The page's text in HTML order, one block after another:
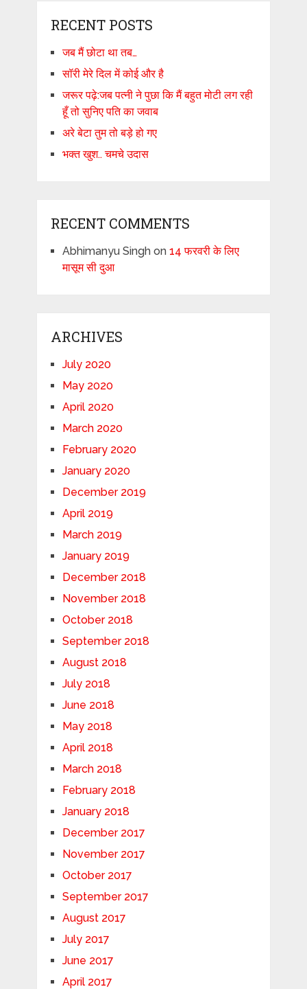
RECENT POSTS
जब मैं छोटा था तब…
सॉरी मेरे दिल में कोई और है
जरूर पढ़े:जब पत्नी ने पुछा कि मैं बहुत मोटी लग रही
हूँ तो सुनिए पति का जवाब
अरे बेटा तुम तो बड़े हो गए
भक्त खुश.. चमचे उदास
RECENT COMMENTS
Abhimanyu Singhon 14 फरवरी के लिए
मासूम सी दुआ
ARCHIVES
July 2020
May 2020
April 2020
March 2020
February 2020
January 2020
December 2019
April 2019
March 2019
January 2019
December 2018
November 2018
October 2018
September 2018
August 2018
July 2018
June 2018
May 2018
April 2018
March 2018
February 2018
January 2018
December 2017
November 2017
October 2017
September 2017
August 2017
July 2017
June 2017
April 2017